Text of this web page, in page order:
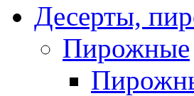
Десерты,
Пирожные